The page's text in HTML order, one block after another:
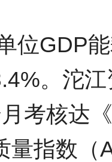
位GDP
。沱
考核达
量指数（